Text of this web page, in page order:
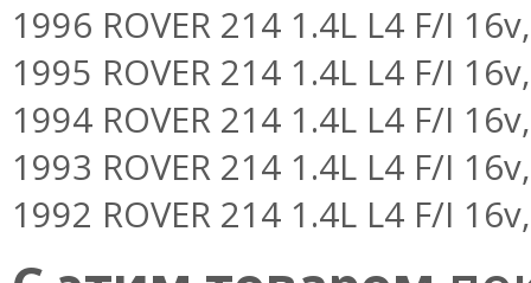
1996 ROVER 214 1.4L L4 F/I
1995 ROVER 214 1.4L L4 F/I
1994 ROVER 214 1.4L L4 F/I
1993 ROVER 214 1.4L L4 F/I
1992 ROVER 214 1.4L L4 F/I